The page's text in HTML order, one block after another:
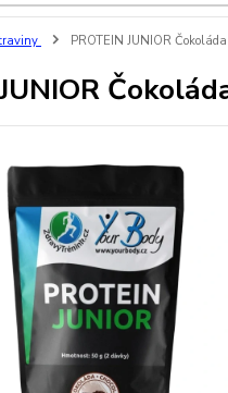
PROTEIN JUNIOR